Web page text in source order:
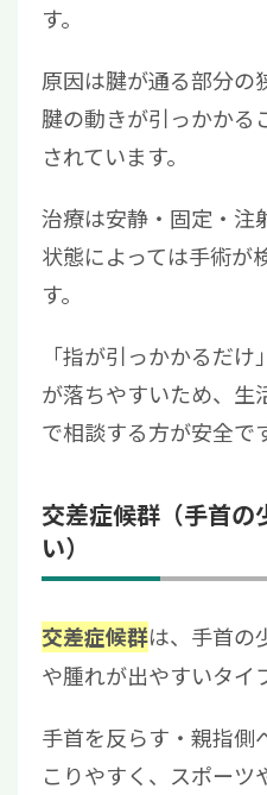
す。
原因は腱が通る部分の
腱の動きが引っかかる
されています。
治療は安静・固定・注
状態によっては手術が
す。
「指が引っかかるだ
が落ちやすいため、生
で相談する方が安全で
交差症候群（手首の
い）
交差症候群は、手首の
や腫れが出やすいタイ
手首を反らす・親指側
こりやすく、スポーツ